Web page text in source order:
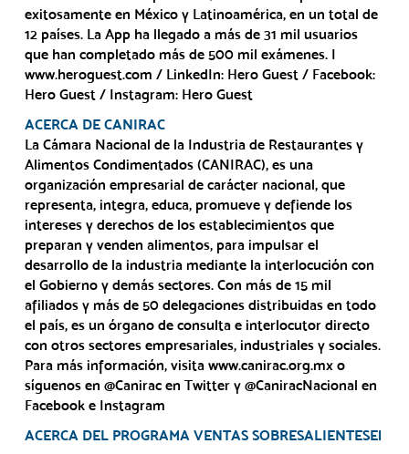
exitosamente en México y Latinoamérica, en un total de
12 países. La App ha llegado a más de 31 mil usuarios
que han completado más de 500 mil exámenes. |
www.heroguest.com / LinkedIn: Hero Guest / Facebook:
Hero Guest / Instagram: Hero Guest
ACERCA DE CANIRAC
La Cámara Nacional de la Industria de Restaurantes y
Alimentos Condimentados (CANIRAC), es una
organización empresarial de carácter nacional, que
representa, integra, educa, promueve y defiende los
intereses y derechos de los establecimientos que
preparan y venden alimentos, para impulsar el
desarrollo de la industria mediante la interlocución con
el Gobierno y demás sectores. Con más de 15 mil
afiliados y más de 50 delegaciones distribuidas en todo
el país, es un órgano de consulta e interlocutor directo
con otros sectores empresariales, industriales y sociales.
Para más información, visita www.canirac.org.mx o
síguenos en @Canirac en Twitter y @CaniracNacional en
Facebook e Instagram
ACERCA DEL PROGRAMA VENTAS SOBRESALIENTESEl